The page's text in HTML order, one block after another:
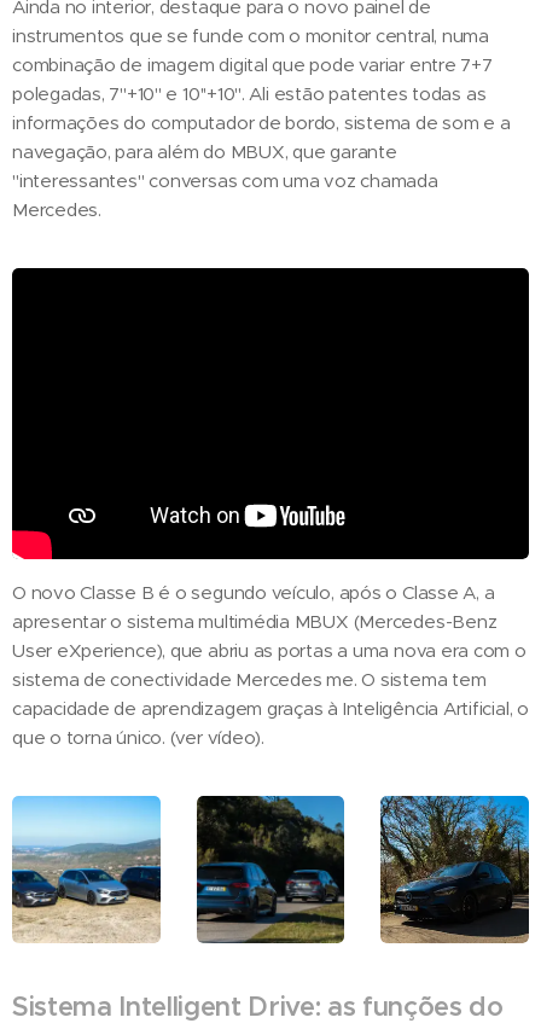
Ainda no interior, destaque para o novo painel de
instrumentos que se funde com o monitor central, numa
combinação de imagem digital que pode variar entre 7+7
polegadas, 7''+10'' e 10''+10''. Ali estão patentes todas as
informações do computador de bordo, sistema de som e a
navegação, para além do MBUX, que garante
"interessantes" conversas com uma voz chamada
Mercedes.
O novo Classe B é o segundo veículo, após o Classe A, a
apresentar o sistema multimédia MBUX (Mercedes-Benz
User eXperience), que abriu as portas a uma nova era com o
sistema de conectividade Mercedes me. O sistema tem
capacidade de aprendizagem graças à Inteligência Artificial, o
que o torna único. (ver vídeo).
Sistema Intelligent Drive: as funções do